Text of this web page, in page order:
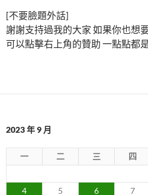
[不要臉題外話]
謝謝支持過我的大家 如果你也想
可以點擊右上角的贊助 一點點都
2023 年 9 月
一 二 三 四
4
5 6 7